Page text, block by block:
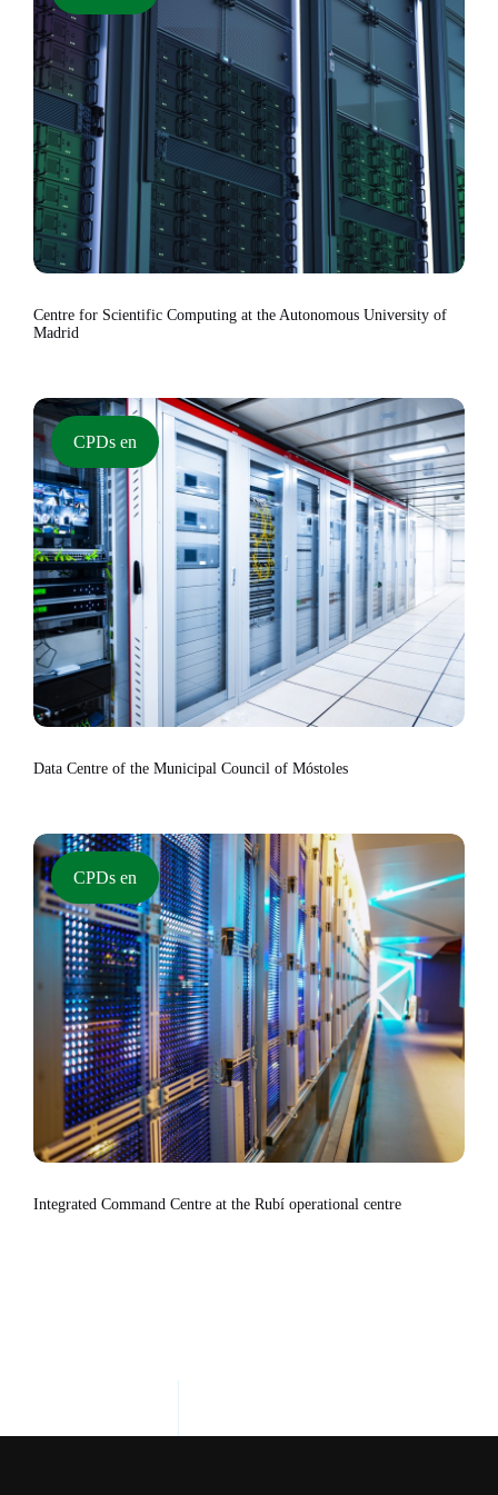
Centre for Scientific Computing at the Autonomous University of
Madrid
CPDs en
Data Centre of the Municipal Council of Móstoles
CPDs en
Integrated Command Centre at the Rubí operational centre